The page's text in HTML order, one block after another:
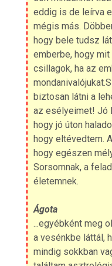
eddig is de leírva
mégis más.
hogy bele tudsz
emberbe, hogy mit
csillagok, ha az
biztosan látni a
az esélyeimet! Jó
hogy jó úton
hogy eltévedtem.
hogy egészen
Sorsomnak, a
életemnek.
Ágota
...egyébként meg
a vesénkbe láttál,
mindig sokkban